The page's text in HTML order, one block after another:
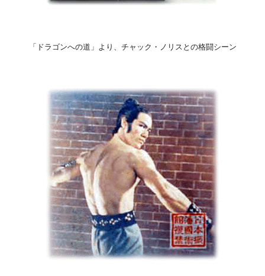
「ドラゴンへの道」より、チャック・ノリスとの格闘シーン